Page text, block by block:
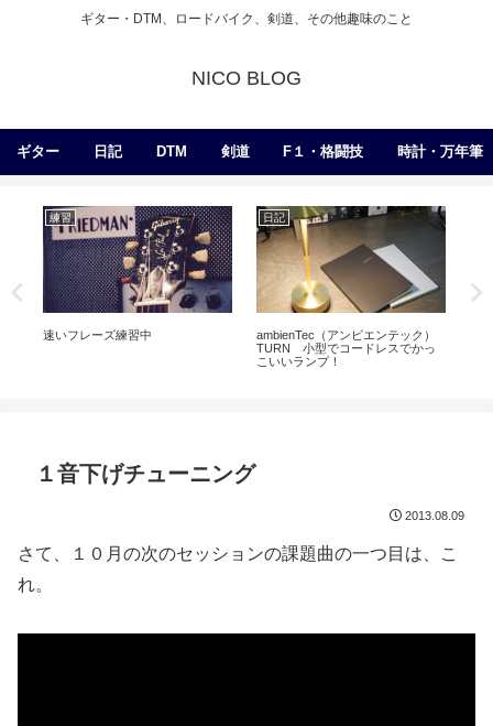
ギター・DTM、ロードバイク、剣道、その他趣味のこと
NICO BLOG
ギター 日記 DTM 剣道 F１・格闘技 時計・万年筆
練習
速いフレーズ練習中
日記
ambienTec（アンビエンテック）
TURN 小型でコードレスでかっ
こいいランプ！
１音下げチューニング
2013.08.09
さて、１０月の次のセッションの課題曲の一つ目は、こ
れ。